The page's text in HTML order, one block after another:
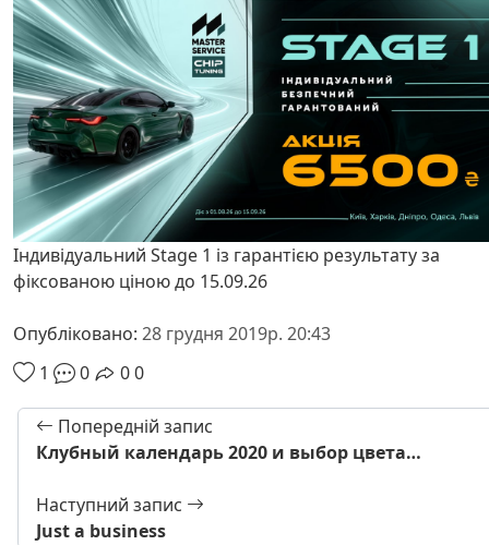
Індивідуальний Stage 1 із гарантією результату за
фіксованою ціною до 15.09.26
Опубліковано: 28 грудня 2019р. 20:43
1
0 00
Попередній запис
Клубный календарь 2020 и выбор цвета…
Наступний запис
Just a business